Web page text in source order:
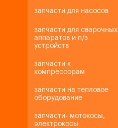
запчасти для насосов
запчасти для сварочных
аппаратов и п/з
устройств
запчасти к
компрессорам
запчасти на тепловое
оборудование
запчасти- мотокосы,
электрокосы